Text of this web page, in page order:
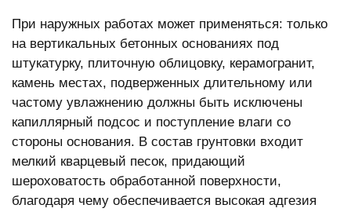
При наружных работах может применяться: только
на вертикальных бетонных основаниях под
штукатурку, плиточную облицовку, керамогранит,
камень местах, подверженных длительному или
частому увлажнению должны быть исключены
капиллярный подсос и поступление влаги со
стороны основания. В состав грунтовки входит
мелкий кварцевый песок, придающий
шероховатость обработанной поверхности,
благодаря чему обеспечивается высокая адгезия